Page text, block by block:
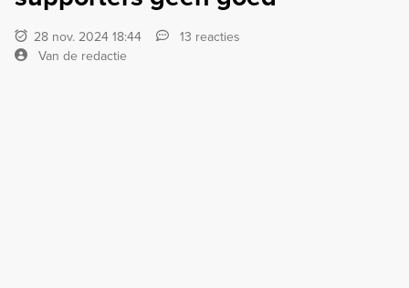
28 nov. 2024 18:44
13 reacties
Van de redactie